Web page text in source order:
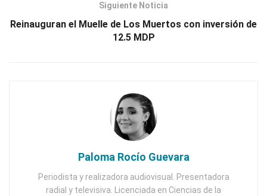
Siguiente Noticia
Reinauguran el Muelle de Los Muertos con inversión de
12.5 MDP
Paloma Rocío Guevara
Periodista y realizadora audiovisual. Presentadora
radial y televisiva. Licenciada en Ciencias de la